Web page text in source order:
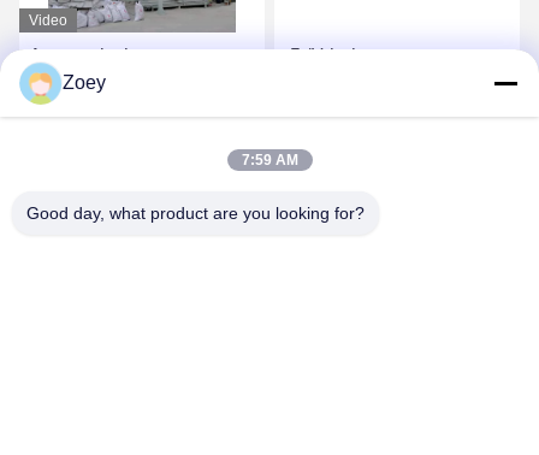
Video
Automatischer
Fütterungswand-Kitt
Keramikziegel klebende
Mörser-Produktionsanlage
-5t/H hohe
trockene Mörser-Anlage
Verpackungsmaschine
Zoey
7:59 AM
Good day, what product are you looking for?